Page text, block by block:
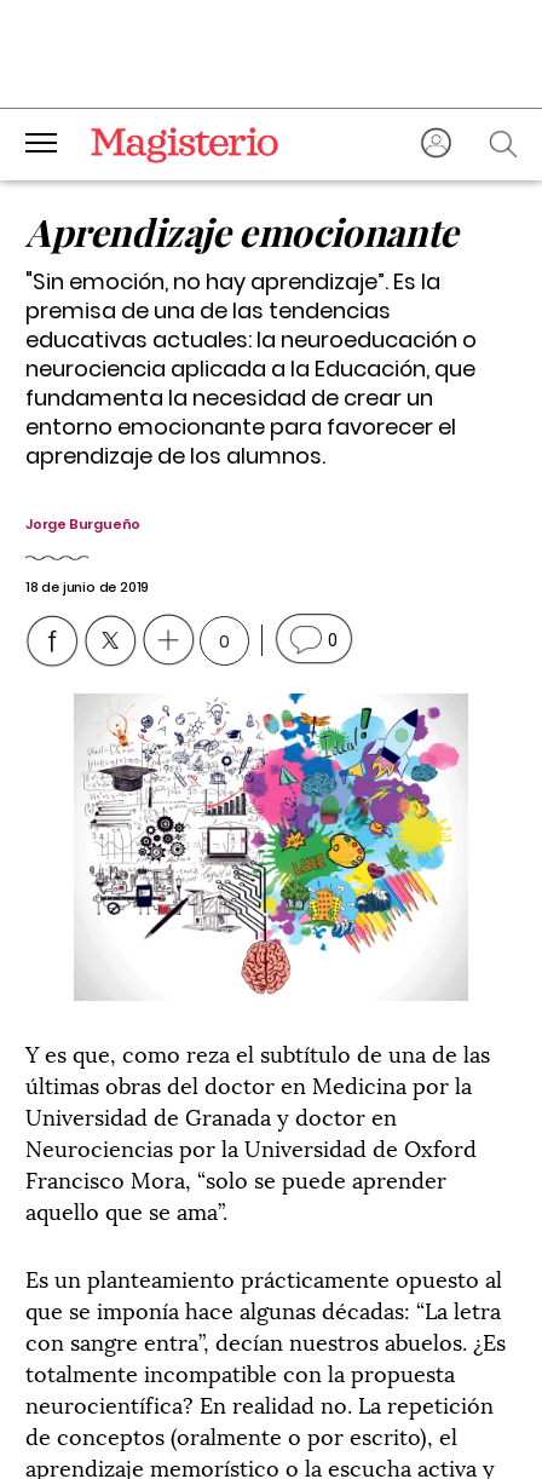
Aprendizaje emocionante
"Sin emoción, no hay aprendizaje”. Es la
premisa de una de las tendencias
educativas actuales: la neuroeducación o
neurociencia aplicada a la Educación, que
fundamenta la necesidad de crear un
entorno emocionante para favorecer el
aprendizaje de los alumnos.
Jorge Burgueño
18 de junio de 2019
0 0
Y es que, como reza el subtítulo de una de las
últimas obras del doctor en Medicina por la
Universidad de Granada y doctor en
Neurociencias por la Universidad de Oxford
Francisco Mora, “solo se puede aprender
aquello que se ama”.
Es un planteamiento prácticamente opuesto al
que se imponía hace algunas décadas: “La letra
con sangre entra”, decían nuestros abuelos. ¿Es
totalmente incompatible con la propuesta
neurocientífica? En realidad no. La repetición
de conceptos (oralmente o por escrito), el
aprendizaje memorístico o la escucha activa y